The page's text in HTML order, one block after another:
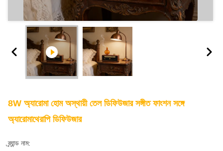
8W অ্যারোমা হোম অস্থায়ী তেল ডিফিউজার সঙ্গীত ফাংশন সঙ্গে
অ্যারোমাথেরাপি ডিফিউজার
ব্র্যান্ড নাম: